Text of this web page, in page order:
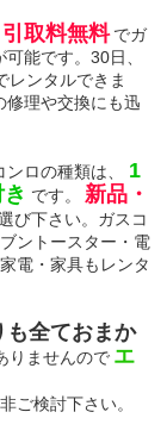
取料無料 でガ
能です。30日、
レンタルできま
修理や交換にも迅
ロの種類は、
1
です。
新品・
び下さい。ガスコ
ントースター・電
電・家具もレンタ
も全ておまか
りませんので エ
ご検討下さい。